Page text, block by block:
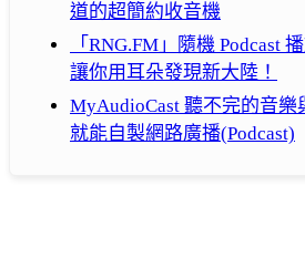
道的超簡約收音機
「RNG.FM」隨機 Podcast
讓你用耳朵發現新大陸！
MyAudioCast 聽不完的音樂
就能自製網路廣播(Podcast)